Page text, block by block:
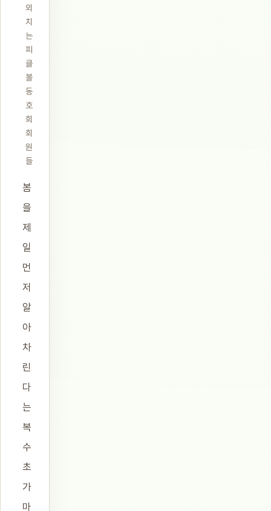
외
치
는
피
클
볼
동
호
회
회
원
들
봄
을
제
일
먼
저
알
아
차
린
다
는
복
수
초
가
마